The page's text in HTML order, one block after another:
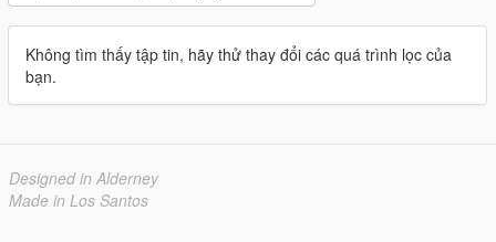
Không tìm thấy tập tin, hãy thử thay đổi các quá trình lọc của
bạn.
Designed in Alderney
Made in Los Santos